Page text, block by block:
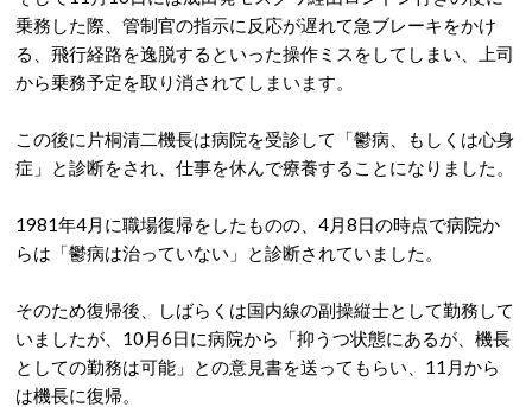
乗務した際、管制官の指示に反応が遅れて急ブレーキをかけ
る、飛行経路を逸脱するといった操作ミスをしてしまい、上司
から乗務予定を取り消されてしまいます。
この後に片桐清二機長は病院を受診して「鬱病、もしくは心身
症」と診断をされ、仕事を休んで療養することになりました。
1981年4月に職場復帰をしたものの、4月8日の時点で病院か
らは「鬱病は治っていない」と診断されていました。
そのため復帰後、しばらくは国内線の副操縦士として勤務して
いましたが、10月6日に病院から「抑うつ状態にあるが、機長
としての勤務は可能」との意見書を送ってもらい、11月から
は機長に復帰。